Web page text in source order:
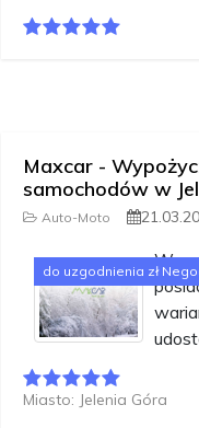
Maxcar -
samochodów w
Auto-Moto
do uzgodnienia zł
Miasto: Jelenia Góra